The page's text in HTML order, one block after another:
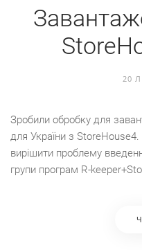
20
Зробили обробку для
для України з
вирiшити проблему
групи програм R-